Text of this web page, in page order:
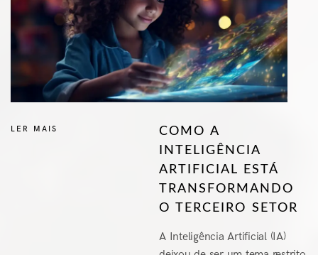
COMO A
INTELIGÊNCIA
ARTIFICIAL ESTÁ
TRANSFORMANDO
O TERCEIRO SETOR
A Inteligência Artificial (IA)
LER MAIS